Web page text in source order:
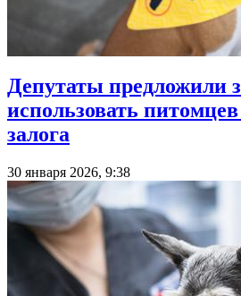
Депутаты предложили
использовать
залога
30 января 2026, 9:38